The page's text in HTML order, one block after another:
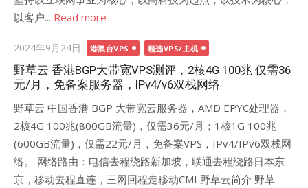
以客户... Read more
Posted
on
2024年9月24日 港澳台VPS 精选VPS/主机
野草云 香港BGP大带宽VPS测评，2核4G 100兆 仅需36
元/月，免备案服务器，IPv4/v6双栈网络
野草云 中国香港 BGP 大带宽云服务器，AMD EPYC处理器，
2核4G 100兆(800GB流量)，仅需36元/月；1核1G 100兆
(600GB流量)，仅需22元/月，免备案VPS，IPv4/IPv6双栈网
络。 网络路由：电信去程绕路新加坡，联通去程绕路日本东
京，移动去程直连，三网回程走移动CMI 野草云简介 野草